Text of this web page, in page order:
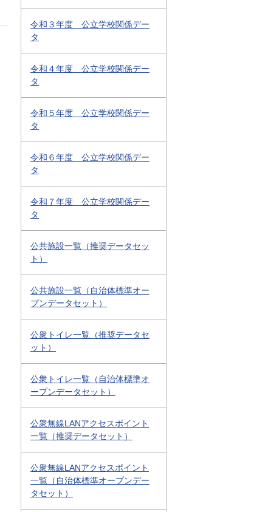
令和３年度 公立学校関係デー
タ
令和４年度 公立学校関係デー
タ
令和５年度 公立学校関係デー
タ
令和６年度 公立学校関係デー
タ
令和７年度 公立学校関係デー
タ
公共施設一覧（推奨データセッ
ト）
公共施設一覧（自治体標準オー
プンデータセット）
公衆トイレ一覧（推奨データセ
ット）
公衆トイレ一覧（自治体標準オ
ープンデータセット）
公衆無線LANアクセスポイント
一覧（推奨データセット）
公衆無線LANアクセスポイント
一覧（自治体標準オープンデー
タセット）